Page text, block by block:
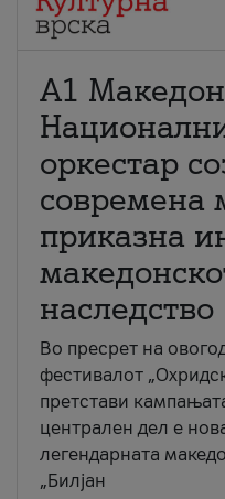
А1
оркестар
современа
приказна
наследство
Во пресрет на
фестивалот
претстави
централен дел е
легендарната
„Билјан